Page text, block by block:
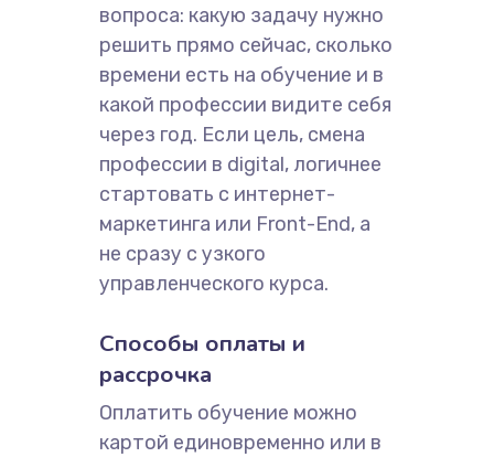
вопроса: какую задачу нужно
решить прямо сейчас, сколько
времени есть на обучение и в
какой профессии видите себя
через год. Если цель, смена
профессии в digital, логичнее
стартовать с интернет-
маркетинга или Front-End, а
не сразу с узкого
управленческого курса.
Способы оплаты и
рассрочка
Оплатить обучение можно
картой единовременно или в